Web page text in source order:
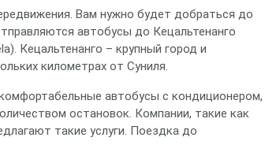
Вам нужно будет добраться до
автобусы до Кецальтенанго
Кецальтенанго – крупный город и
километрах от Суниля.
автобусы с кондиционером,
остановок. Компании, такие как
такие услуги. Поездка до